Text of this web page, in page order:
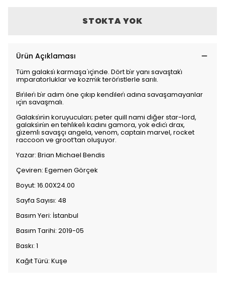
STOKTA YOK
Ürün Açıklaması
Tüm galaksi̇ karmaşa i̇çi̇nde. Dört bi̇r yanı savaştaki̇
i̇mparatorluklar ve kozmi̇k teröri̇stlerle sarılı.
Bi̇ri̇leri̇ bi̇r adım öne çıkıp kendi̇leri̇ adına savaşamayanlar
i̇çi̇n savaşmalı.
Galaksi̇ni̇n koruyucuları; peter quill nami di̇ğer star-lord,
galaksi̇ni̇n en tehli̇keli̇ kadını gamora, yok edi̇ci̇ drax,
gi̇zemli̇ savaşçı angela, venom, captain marvel, rocket
raccoon ve groot’tan oluşuyor.
Yazar: Brian Michael Bendis
Çeviren: Egemen Görçek
Boyut: 16.00X24.00
Sayfa Sayısı: 48
Basım Yeri: İstanbul
Basım Tarihi: 2019-05
Baskı: 1
Kağıt Türü: Kuşe